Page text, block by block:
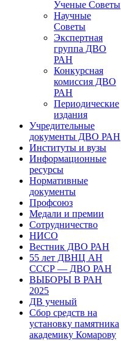
Ученые Советы
Научные
Советы
Экспертная
группа ДВО
РАН
Конкурсная
комиссия ДВО
РАН
Периодические
издания
Учредительные
документы ДВО РАН
Институты и вузы
Информационные
ресурсы
Нормативные
документы
Профсоюз
Медали и премии
Сотрудничество
НИСО
Вестник ДВО РАН
55 лет ДВНЦ АН
СССР — ДВО РАН
ВЫБОРЫ В РАН
2025
ДВ ученый
Сбор средств на
установку памятника
академику Комарову